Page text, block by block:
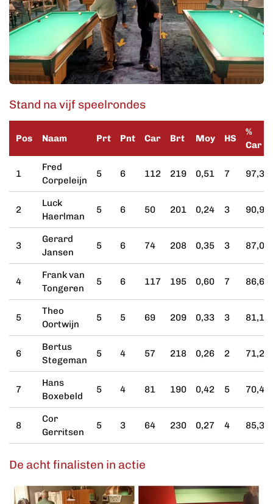
Stand na vijf speelrondes
Pos Naam Prt Pnt Car Brt Moy HS
%
Car
1
Fred
Corpeleijn
5 6 112 219 0,51 7 97,39
2
Luck
Haerlman
5 6 50 201 0,24 3 90,90
3
Gerard
Jansen
5 6 74 208 0,35 3 87,05
4
Frank van
Tongeren
5 6 117 195 0,60 7 86,66
5
Theo
Oortwijn
5 5 69 209 0,33 3 81,17
6
Bertus
Stegeman
5 4 57 218 0,26 2 71,25
7
Hans
Boxebeld
5 4 81 190 0,42 5 70,43
8
Cor
Gerritsen
5 3 64 230 0,27 4 85,33
De acht finalisten in actie